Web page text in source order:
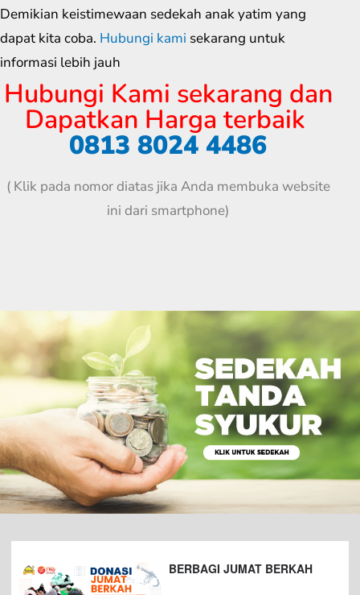
Demikian keistimewaan sedekah anak yatim yang
dapat kita coba. Hubungi kami sekarang untuk
informasi lebih jauh
Hubungi Kami sekarang dan
Dapatkan Harga terbaik
0813 8024 4486
( Klik pada nomor diatas jika Anda membuka website
ini dari smartphone)
BERBAGI JUMAT BERKAH